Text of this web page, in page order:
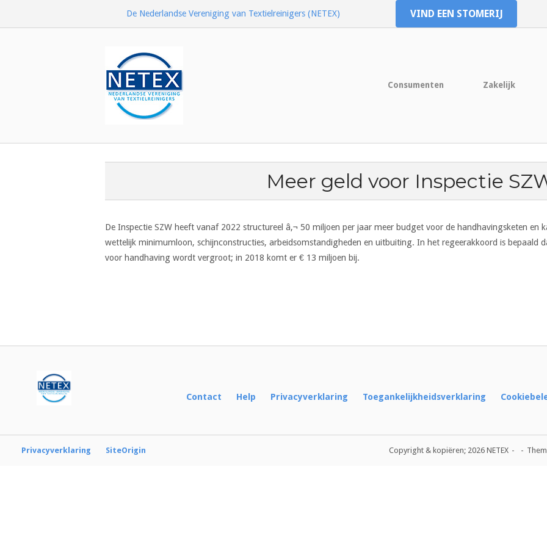
De Nederlandse Vereniging van Textielreinigers (NETEX) VIND EEN STOMERIJ
Consumenten Zakelijk
Meer geld voor Inspectie
De Inspectie SZW heeft vanaf 2022 structureel â‚¬ 50 miljoen per jaar meer budget voor de handhavingsketen en
wettelijk minimumloon, schijnconstructies, arbeidsomstandigheden en uitbuiting. In het regeerakkoord is bepaald
voor handhaving wordt vergroot; in 2018 komt er € 13 miljoen bij.
navigatie
Contact Help Privacyverklaring Toegankelijkheidsverklaring
Copyright & kopiëren; 2026 NETEX
Privacyverklaring SiteOrigin